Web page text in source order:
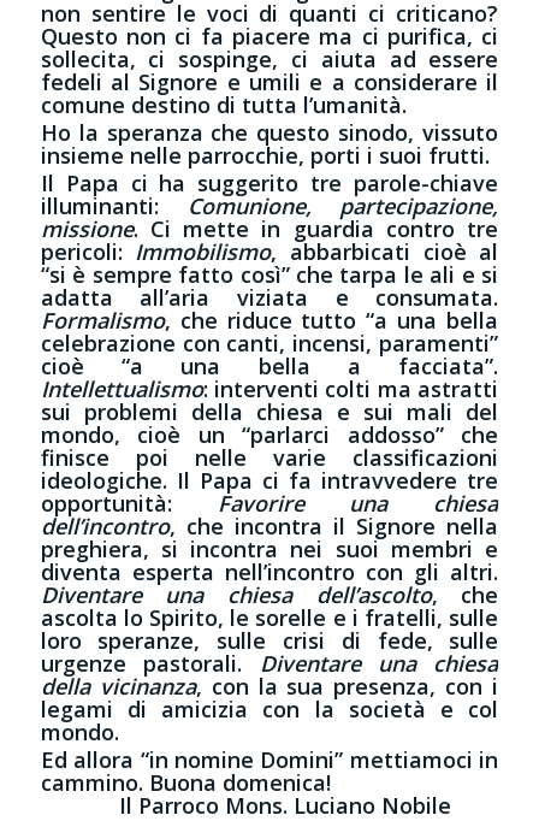
non sentire le voci di quanti ci criticano?
Questo non ci fa piacere ma ci purifica, ci
sollecita, ci sospinge, ci aiuta ad essere
fedeli al Signore e umili e a considerare il
comune destino di tutta l’umanità.
Ho la speranza che questo sinodo, vissuto
insieme nelle parrocchie, porti i suoi frutti.
Il Papa ci ha suggerito tre parole-chiave
illuminanti: Comunione, partecipazione,
missione. Ci mette in guardia contro tre
pericoli: Immobilismo, abbarbicati cioè al
“si è sempre fatto così” che tarpa le ali e si
adatta all’aria viziata e consumata.
Formalismo, che riduce tutto “a una bella
celebrazione con canti, incensi, paramenti”
cioè “a una bella a facciata”.
Intellettualismo: interventi colti ma astratti
sui problemi della chiesa e sui mali del
mondo, cioè un “parlarci addosso” che
finisce poi nelle varie classificazioni
ideologiche. Il Papa ci fa intravvedere tre
opportunità: Favorire una chiesa
dell’incontro, che incontra il Signore nella
preghiera, si incontra nei suoi membri e
diventa esperta nell’incontro con gli altri.
Diventare una chiesa dell’ascolto, che
ascolta lo Spirito, le sorelle e i fratelli, sulle
loro speranze, sulle crisi di fede, sulle
urgenze pastorali. Diventare una chiesa
della vicinanza, con la sua presenza, con i
legami di amicizia con la società e col
mondo.
Ed allora “in nomine Domini” mettiamoci in
cammino. Buona domenica!
Il Parroco Mons. Luciano Nobile